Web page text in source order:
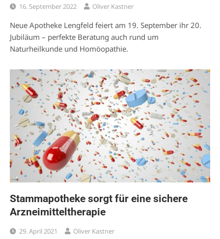
16. September 2022 Oliver Kastner
Neue Apotheke Lengfeld feiert am 19. September ihr 20.
Jubiläum – perfekte Beratung auch rund um
Naturheilkunde und Homöopathie.
Stammapotheke sorgt für eine sichere
Arzneimitteltherapie
29. April 2021 Oliver Kastner